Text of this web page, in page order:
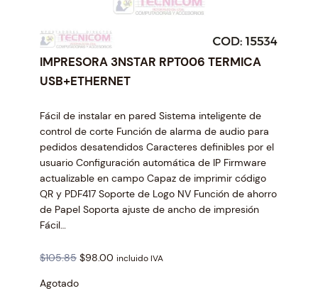
IMPRESORA 3NSTAR RPT006 TERMICA
USB+ETHERNET
Fácil de instalar en pared Sistema inteligente de
control de corte Función de alarma de audio para
pedidos desatendidos Caracteres definibles por el
usuario Configuración automática de IP Firmware
actualizable en campo Capaz de imprimir código
QR y PDF417 Soporte de Logo NV Función de ahorro
de Papel Soporta ajuste de ancho de impresión
Fácil…
$105.85 O
$98.00 Cincluido IVA
Agotado